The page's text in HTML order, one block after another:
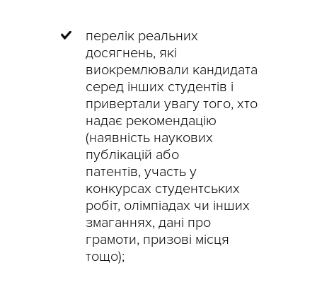
перелік реальних
досягнень, які
виокремлювали кандидата
серед інших студентів і
привертали увагу того, хто
надає рекомендацію
(наявність наукових
публікацій або
патентів, участь у
конкурсах студентських
робіт, олімпіадах чи інших
змаганнях, дані про
грамоти, призові місця
тощо);